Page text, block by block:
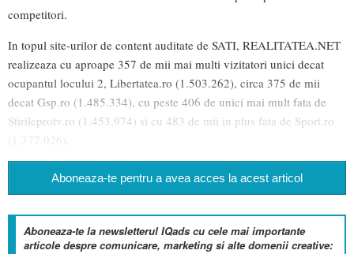
competitori.
In topul site-urilor de content auditate de SATI, REALITATEA.NET
realizeaza cu aproape 357 de mii mai multi vizitatori unici decat
ocupantul locului 2, Libertatea.ro (1.503.262), circa 375 de mii
decat Gsp.ro (1.485.334), cu peste 406 de unici mai mult fata de
Stirileprotv.ro (1.453.974) si cu 483 de mii in plus fata de Sport.ro
(1.377.026).
Aboneaza-te pentru a avea acces la acest articol
Aboneaza-te la newsletterul IQads cu cele mai importante
articole despre comunicare, marketing si alte domenii creative: